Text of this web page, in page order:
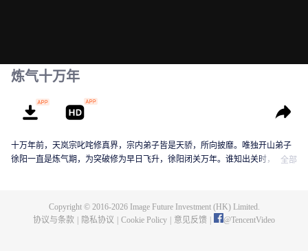
炼气十万年
十万年前，天岚宗叱咤修真界，宗内弟子皆是天骄，所向披靡。唯独开山弟子
徐阳一直是炼气期，为突破修为早日飞升，徐阳闭关万年。谁知出关时，修真
成神，还是一念成魔？世界的生死就在徐阳的股掌之间！
全部
Copyright © 2016-2026Image Future Investment (HK) Limited.
协议与条款
隐私协议 Cookie Policy 意见反馈 @TencentVideo